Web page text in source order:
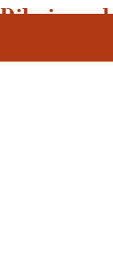
Dibuixar
l’Escola